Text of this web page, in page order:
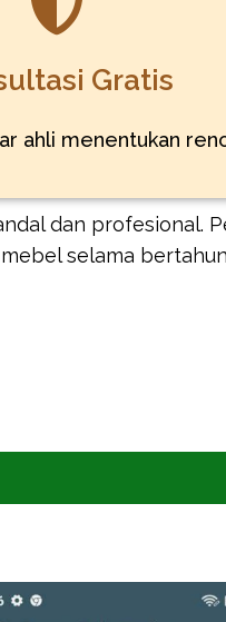
Gratis
ahli menentukan
dan profesional.
selama